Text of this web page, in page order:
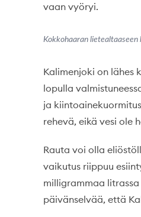
vaan vyöryi.
Kokkohaaran
Kalimenjoki on lähes
lopulla
ja
rehevä, eikä vesi ole
Rauta voi olla
vaikutus riippuu
milligrammaa
päivänselvää, että